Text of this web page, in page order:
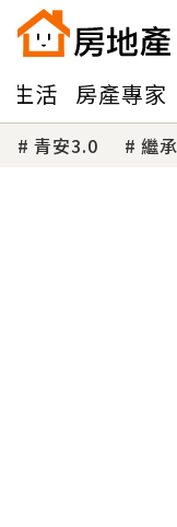
生活 房產專家
青安3.0 繼承